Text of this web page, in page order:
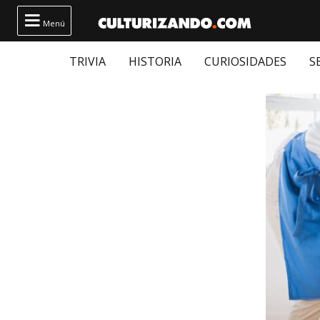
 Menú
TRIVIA HISTORIA CURIOSIDADES